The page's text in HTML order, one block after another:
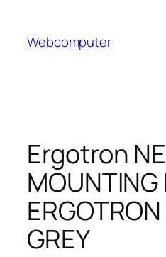
innehåll
Webcomputer
Ergotron
MOUNTING
GREY